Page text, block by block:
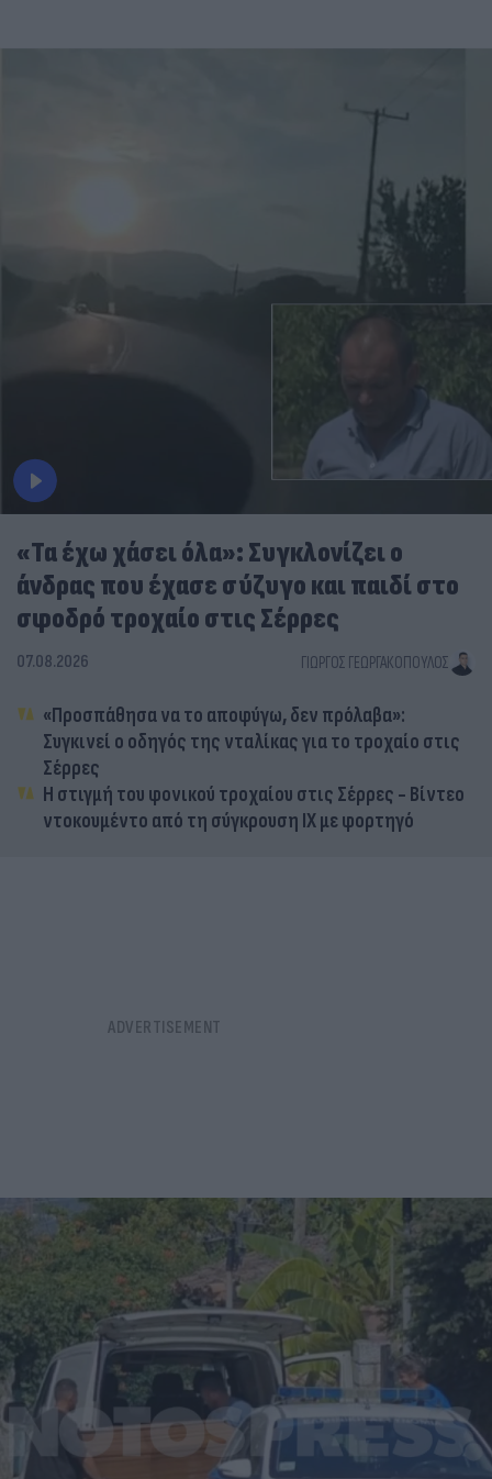
«Τα έχω χάσει όλα»: Συγκλονίζει ο
άνδρας που έχασε σύζυγο και παιδί στο
σφοδρό τροχαίο στις Σέρρες
07.08.2026 ΓΙΏΡΓΟΣ ΓΕΩΡΓΑΚΌΠΟΥΛΟΣ
«Προσπάθησα να το αποφύγω, δεν πρόλαβα»:
Συγκινεί ο οδηγός της νταλίκας για το τροχαίο στις
Σέρρες
Η στιγμή του φονικού τροχαίου στις Σέρρες - Βίντεο
ντοκουμέντο από τη σύγκρουση ΙΧ με φορτηγό